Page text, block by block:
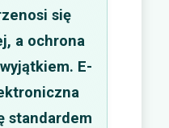
się
a ochrona
E-
standardem